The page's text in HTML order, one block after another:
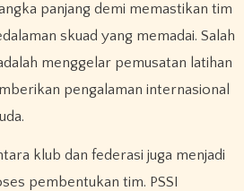
panjang demi memastikan tim
skuad yang memadai. Salah
menggelar pemusatan latihan
pengalaman internasional
klub dan federasi juga menjadi
pembentukan tim. PSSI